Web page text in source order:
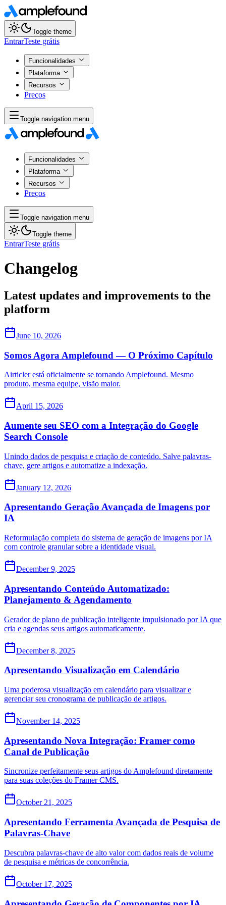
Toggle theme
EntrarTeste grátis
Funcionalidades
Plataforma
Recursos
Preços
Toggle navigation menu
Funcionalidades
Plataforma
Recursos
Preços
Toggle navigation menu
Toggle theme
EntrarTeste grátis
Changelog
Latest updates and improvements to the
platform
June 10, 2026
Somos Agora Amplefound — O Próximo Capítulo
Airticler está oficialmente se tornando Amplefound. Mesmo
produto, mesma equipe, visão maior.
April 15, 2026
Aumente seu SEO com a Integração do Google
Search Console
Unindo dados de pesquisa e criação de conteúdo. Salve palavras-
chave, gere artigos e automatize a indexação.
January 12, 2026
Apresentando Geração Avançada de Imagens por
IA
Reformulação completa do sistema de geração de imagens por IA
com controle granular sobre a identidade visual.
December 9, 2025
Apresentando Conteúdo Automatizado:
Planejamento & Agendamento
Gerador de plano de publicação inteligente impulsionado por IA que
cria e agendas seus artigos automaticamente.
December 8, 2025
Apresentando Visualização em Calendário
Uma poderosa visualização em calendário para visualizar e
gerenciar seu cronograma de publicação de artigos.
November 14, 2025
Apresentando Nova Integração: Framer como
Canal de Publicação
Sincronize perfeitamente seus artigos do Amplefound diretamente
para suas coleções do Framer CMS.
October 21, 2025
Apresentando Ferramenta Avançada de Pesquisa de
Palavras-Chave
Descubra palavras-chave de alto valor com dados reais de volume
de pesquisa e métricas de concorrência.
October 17, 2025